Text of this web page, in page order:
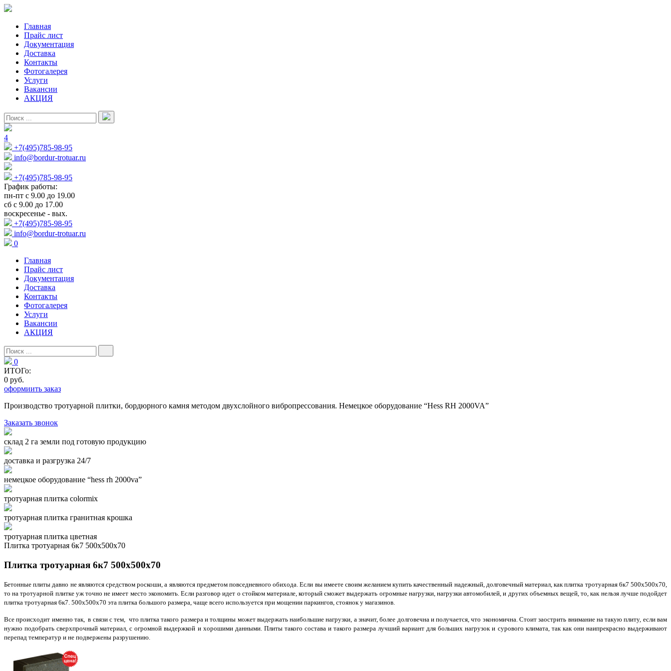
Главная
Прайс лист
Документация
Доставка
Контакты
Фотогалерея
Услуги
Вакансии
АКЦИЯ
4
+7(495)785-98-95
info@bordur-trotuar.ru
+7(495)785-98-95
График работы:
пн-пт с 9.00 до 19.00
сб с 9.00 до 17.00
воскресенье - вых.
+7(495)785-98-95
info@bordur-trotuar.ru
0
Главная
Прайс лист
Документация
Доставка
Контакты
Фотогалерея
Услуги
Вакансии
АКЦИЯ
0
ИТОГо:
0 руб.
оформиить заказ
Производство тротуарной плитки, бордюрного камня методом двухслойного вибропресcования. Немецкое оборудование “Hess RH 2000VA”
Заказать звонок
склад 2 га земли под готовую продукцию
доставка и разгрузка 24/7
немецкое оборудование “hess rh 2000va”
тротуарная плитка colormix
тротуарная плитка гранитная крошка
тротуарная плитка цветная
Плитка тротуарная 6к7 500х500х70
Плитка тротуарная 6к7 500х500х70
Бетонные плиты давно не являются средством роскоши, а являются предметом повседневного обихода. Если вы имеете своим желанием купить качественный надежный, долговечный материал, как плитка тротуарная 6к7 500х500х70,
то на тротуарной плитке уж точно не имеет место экономить. Если разговор идет о стойком материале, который сможет выдержать огромные нагрузки, нагрузки автомобилей, и других объемных вещей, то, как нельзя лучше подойдет
плитка тротуарная 6к7. 500х500х70 эта плитка большого размера, чаще всего используется при мощении паркингов, стоянок у магазинов.
Все происходит именно так, в связи с тем, что плитка такого размера и толщины может выдержать наибольшие нагрузки, а значит, более долговечна и получается, что экономична. Стоит заострить внимание на такую плиту, если вам
нужно подобрать сверхпрочный материал, с огромной выдержкой и хорошими данными. Плиты такого состава и такого размера лучший вариант для больших нагрузок и сурового климата, так как они наипрекрасно выдерживают
перепад температур и не подвержены разрушению.